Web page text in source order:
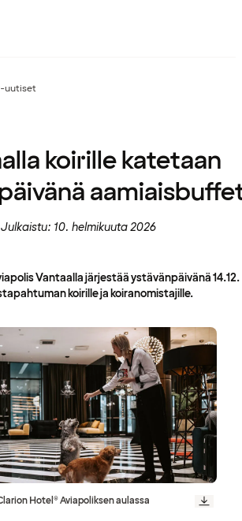
uutiset
koirille katetaan
Julkaistu: 10. helmikuuta 2026
Vantaalla järjestää ystävänpäivänä 14.12.
koirille ja koiranomistajille.
Hotel® Aviapoliksen aulassa